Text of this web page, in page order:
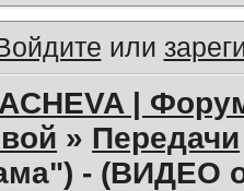
или
|
» Передачи
- (ВИДЕО